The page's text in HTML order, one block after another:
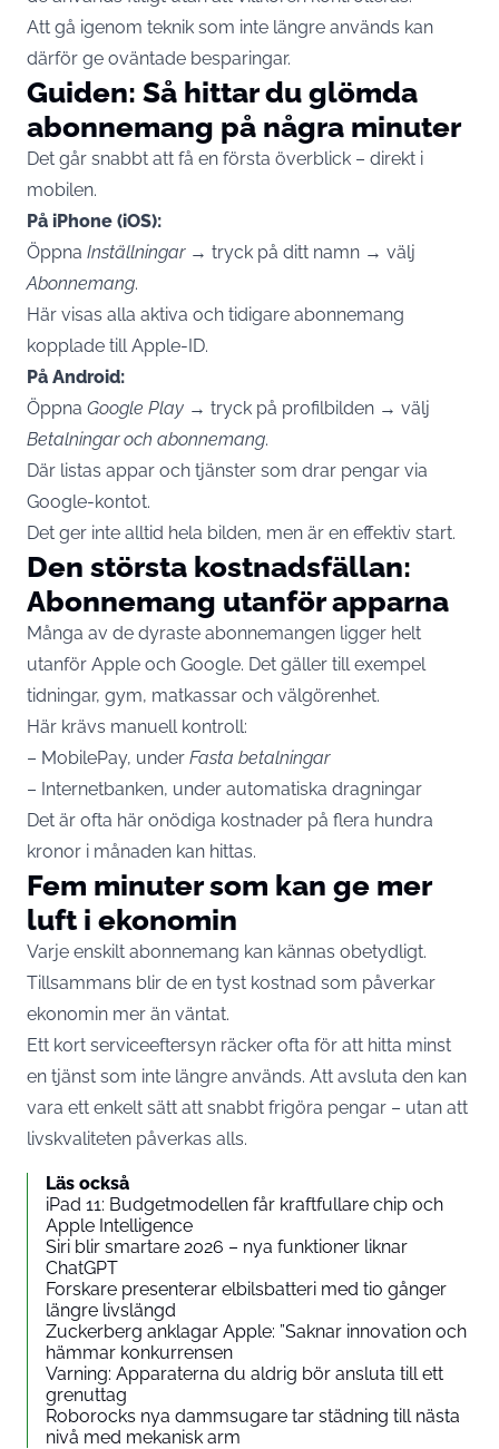
Att gå igenom teknik som inte längre används kan
därför ge oväntade besparingar.
Guiden: Så hittar du glömda
abonnemang på några minuter
Det går snabbt att få en första överblick – direkt i
mobilen.
På iPhone (iOS):
Öppna Inställningar→ tryck på ditt namn → välj
Abonnemang.
Här visas alla aktiva och tidigare abonnemang
kopplade till Apple-ID.
På Android:
Öppna Google Play → tryck på profilbilden → välj
Betalningar och abonnemang.
Där listas appar och tjänster som drar pengar via
Google-kontot.
Det ger inte alltid hela bilden, men är en effektiv start.
Den största kostnadsfällan:
Abonnemang utanför apparna
Många av de dyraste abonnemangen ligger helt
utanför Apple och Google. Det gäller till exempel
tidningar, gym, matkassar och välgörenhet.
Här krävs manuell kontroll:
– MobilePay, under Fasta betalningar
– Internetbanken, under automatiska dragningar
Det är ofta här onödiga kostnader på flera hundra
kronor i månaden kan hittas.
Fem minuter som kan ge mer
luft i ekonomin
Varje enskilt abonnemang kan kännas obetydligt.
Tillsammans blir de en tyst kostnad som påverkar
ekonomin mer än väntat.
Ett kort serviceeftersyn räcker ofta för att hitta minst
en tjänst som inte längre används. Att avsluta den kan
vara ett enkelt sätt att snabbt frigöra pengar – utan att
livskvaliteten påverkas alls.
Läs också
iPad 11: Budgetmodellen får kraftfullare chip och
Apple Intelligence
Siri blir smartare 2026 – nya funktioner liknar
ChatGPT
Forskare presenterar elbilsbatteri med tio gånger
längre livslängd
Zuckerberg anklagar Apple: ”Saknar innovation och
hämmar konkurrensen
Varning: Apparaterna du aldrig bör ansluta till ett
grenuttag
Roborocks nya dammsugare tar städning till nästa
nivå med mekanisk arm